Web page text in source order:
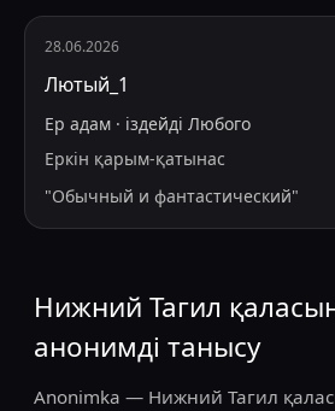
28.06.2026
Лютый_1
Ер адам · іздейді Любого
Еркін қарым-қатынас
"Обычный и фантастический"
Нижний Тагил
анонимді танысу
Anonimka — Нижний Тагил